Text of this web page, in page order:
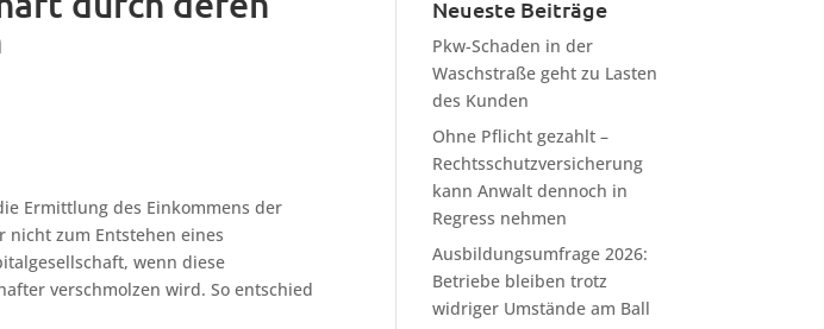
Ermittlung des Einkommens der
zum Entstehen eines
wenn diese
verschmolzen wird. So entschied
Neueste Beiträge
Pkw-Schaden in der
Waschstraße geht zu Lasten
des Kunden
Ohne Pflicht gezahlt –
Rechtsschutzversicherung
kann Anwalt dennoch in
Regress nehmen
Ausbildungsumfrage 2026:
Betriebe bleiben trotz
widriger Umstände am Ball